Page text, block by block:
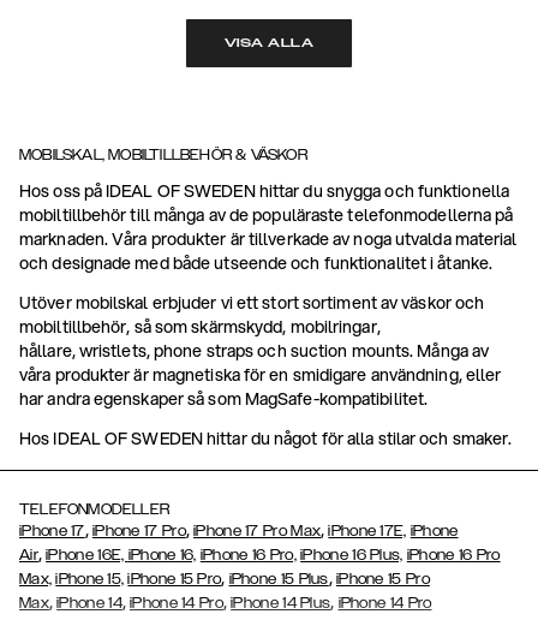
VISA ALLA
MOBILSKAL, MOBILTILLBEHÖR & VÄSKOR
Hos oss på IDEAL OF SWEDEN hittar du snygga och funktionella
mobiltillbehör till många av de populäraste telefonmodellerna på
marknaden. Våra produkter är tillverkade av noga utvalda material
och designade med både utseende och funktionalitet i åtanke.
Utöver mobilskal erbjuder vi ett stort sortiment av väskor och
mobiltillbehör, så som skärmskydd, mobilringar,
hållare, wristlets, phone straps och suction mounts. Många av
våra produkter är magnetiska för en smidigare användning, eller
har andra egenskaper så som MagSafe-kompatibilitet.
Hos IDEAL OF SWEDEN hittar du något för alla stilar och smaker.
TELEFONMODELLER
iPhone 17, iPhone 17 Pro,iPhone 17 Pro Max,iPhone 17E, iPhone
Air,iPhone 16E, iPhone 16, iPhone 16 Pro, iPhone 16 Plus, iPhone 16 Pro
Max, iPhone 15, iPhone 15 Pro, iPhone 15 Plus, iPhone 15 Pro
Max,iPhone 14,iPhone 14 Pro,iPhone 14 Plus, iPhone 14 Pro